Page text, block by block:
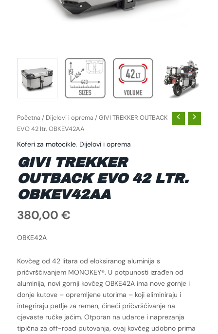
Početna / Dijelovi i oprema / GIVI TREKKER OUTBACK
EVO 42 ltr. OBKEV42AA
Koferi za motocikle, Dijelovi i oprema
GIVI TREKKER
OUTBACK EVO 42 LTR.
OBKEV42AA
380,00 €
OBKE42A
Kovčeg od 42 litara od eloksiranog aluminija s
pričvršćivanjem MONOKEY®. U potpunosti izrađen od
aluminija, novi gornji kovčeg OBKE42A ima nove gornje i
donje kutove – opremljene utorima – koji eliminiraju i
integriraju petlje za remen, čineći pričvršćivanje na
cjevaste ručke jačim. Otporan na udarce i naprezanja
tipična za off-road putovanja, ovaj kovčeg udobno prima